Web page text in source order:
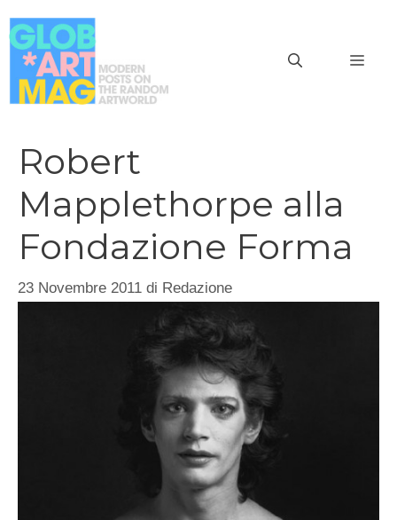
al
contenuto
Robert
Mapplethorpe alla
Fondazione Forma
23 Novembre 2011 di Redazione